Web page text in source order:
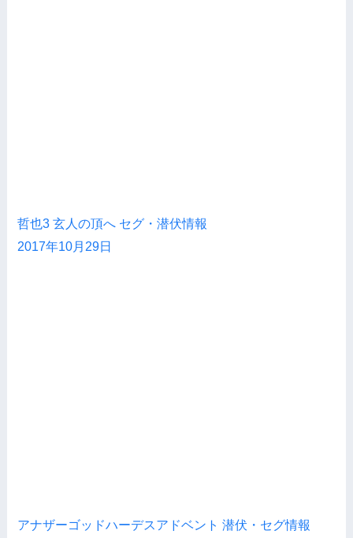
哲也3 玄人の頂へ セグ・潜伏情報
2017年10月29日
アナザーゴッドハーデスアドベント 潜伏・セグ情報